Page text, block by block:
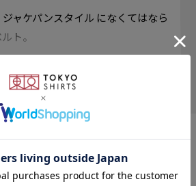
ャケパンスタイル になくてはなら
ト。
ンバックル式で バックル裏側で長さ
ど良い長さでお使い頂けます。 さり
にもこだわって 着こなすのが、大人
く大活躍します。
もっと見る
すめコンテンツ